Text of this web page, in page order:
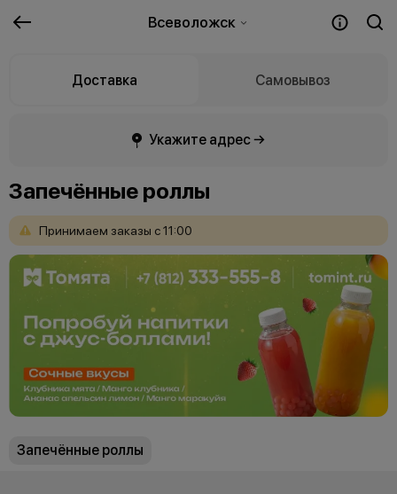
Всеволожск
Доставка Самовывоз
Укажите адрес →
Запечённые роллы
Принимаем заказы с11:00
Запечённые роллы